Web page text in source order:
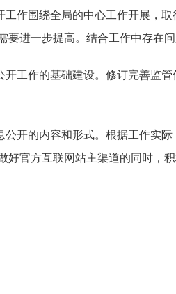
工作围绕全局的中心工作开展，
要进一步提高。结合工作中存在问
开工作的基础建设。修订完善监
公开的内容和形式。根据工作实
好官方互联网站主渠道的同时，
年三月